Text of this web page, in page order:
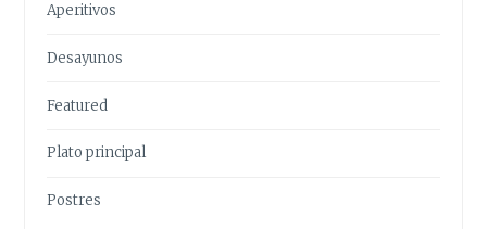
Aperitivos
Desayunos
Featured
Plato principal
Postres